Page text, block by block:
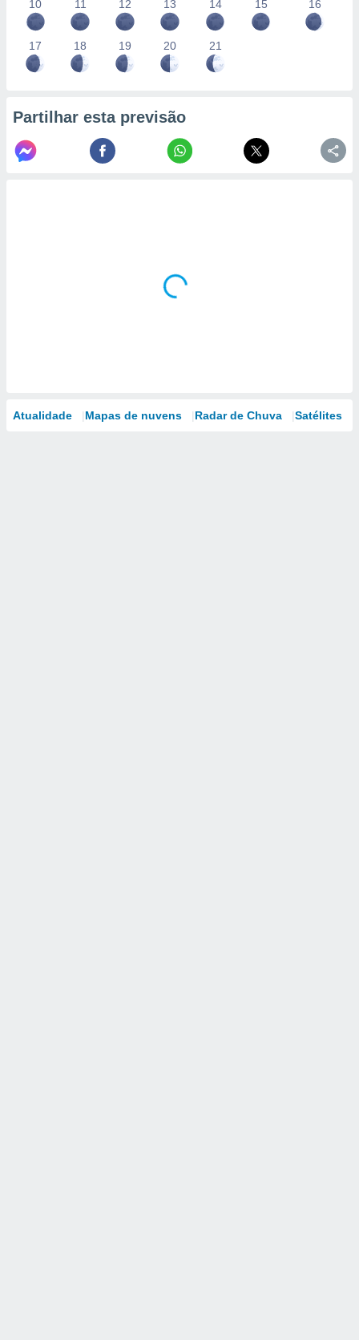
10 11 12 13 14 15 16
17 18 19 20 21
Partilhar esta previsão
Atualidade Mapas de nuvens Radar de Chuva Satélites